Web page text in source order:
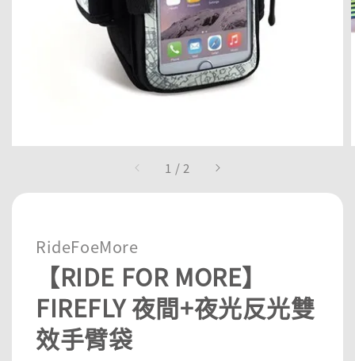
1 / 2
RideFoeMore
【RIDE FOR MORE】
FIREFLY 夜間+夜光反光雙
效手臂袋